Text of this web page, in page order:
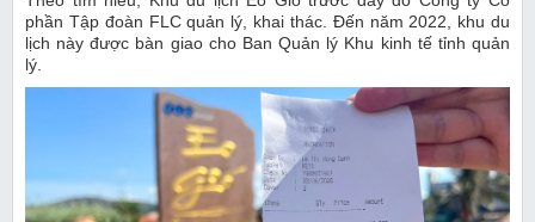
phần Tập đoàn FLC quản lý, khai thác. Đến năm 2022, khu du
lịch này được bàn giao cho Ban Quản lý Khu kinh tế tỉnh quản
lý.